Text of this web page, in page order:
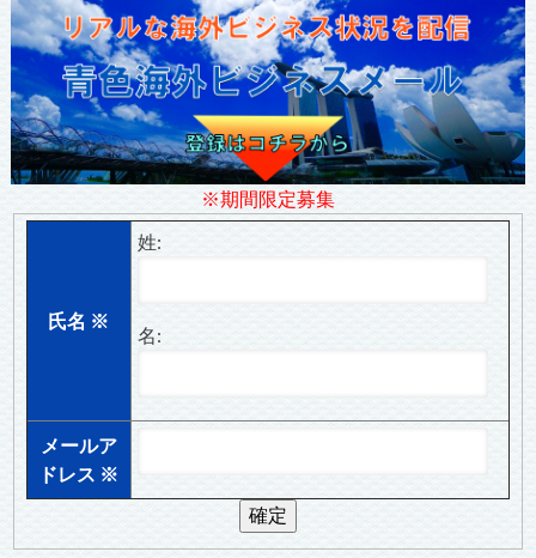
※期間限定募集
氏名 ※
姓:
名:
メールア
ドレス ※